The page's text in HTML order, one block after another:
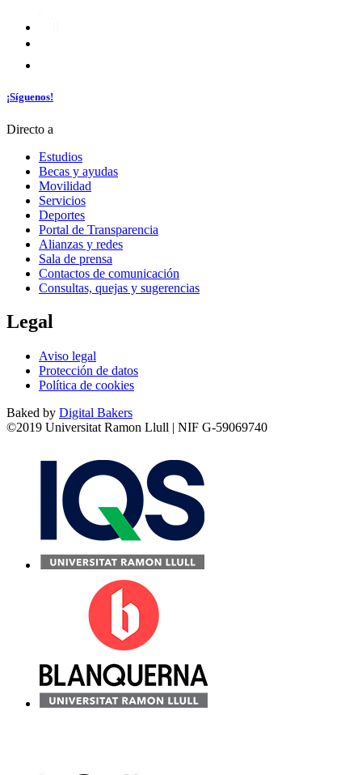
¡Síguenos!
Directo a
Estudios
Becas y ayudas
Movilidad
Servicios
Deportes
Portal de Transparencia
Alianzas y redes
Sala de prensa
Contactos de comunicación
Consultas, quejas y sugerencias
Legal
Aviso legal
Protección de datos
Política de cookies
Baked by Digital Bakers
©2019 Universitat Ramon Llull | NIF G-59069740